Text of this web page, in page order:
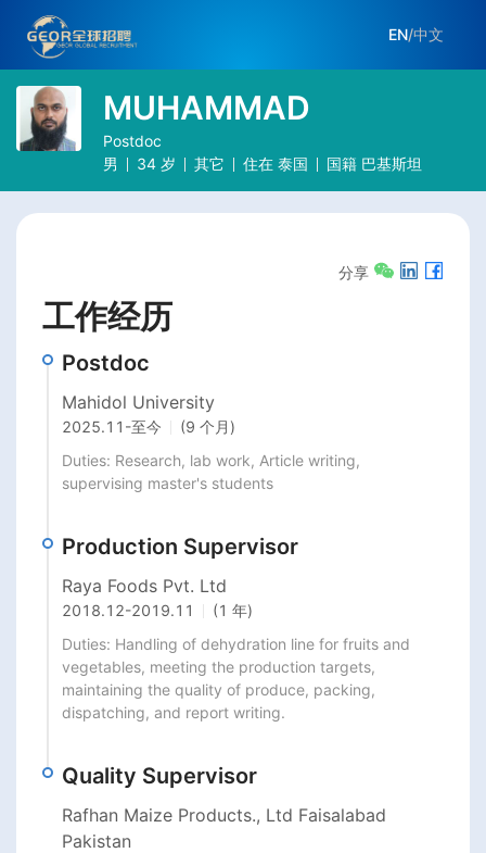
EN/中文
MUHAMMAD
Postdoc
男
34 岁 其它 住在 泰国 国籍 巴基斯坦
分享
工作经历
Postdoc
Mahidol University
2025.11 -至今
(9 个月)
Duties: Research, lab work, Article writing,
supervising master's students
Production Supervisor
Raya Foods Pvt. Ltd
2018.12-2019.11
(1 年)
Duties: Handling of dehydration line for fruits and
vegetables, meeting the production targets,
maintaining the quality of produce, packing,
dispatching, and report writing.
Quality Supervisor
Rafhan Maize Products., Ltd Faisalabad
Pakistan